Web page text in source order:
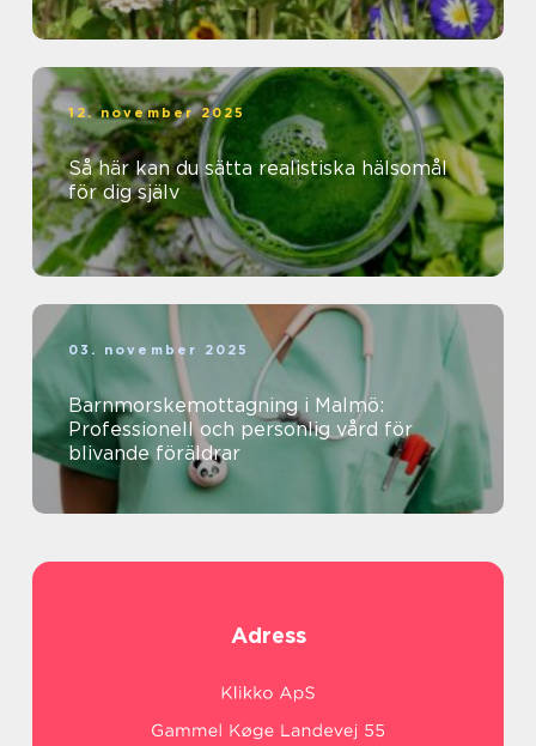
12. november 2025
Så här kan du sätta realistiska hälsomål
för dig själv
03. november 2025
Barnmorskemottagning i Malmö:
Professionell och personlig vård för
blivande föräldrar
Adress